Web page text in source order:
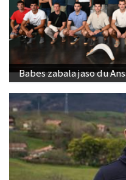
Babes zabala jaso du